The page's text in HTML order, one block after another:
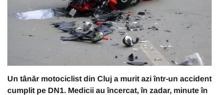
Un tânăr motociclist din Cluj a murit azi într-un accident
cumplit pe DN1. Medicii au încercat, în zadar, minute în